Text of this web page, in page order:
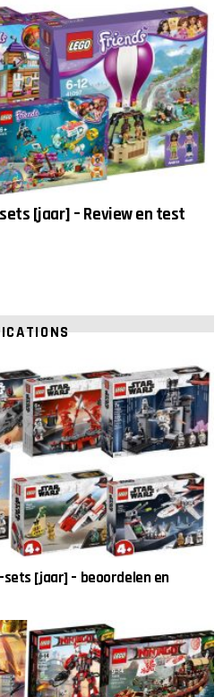
[jaar] – Review en test
sets [jaar] – beoordelen en